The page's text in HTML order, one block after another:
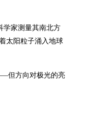
学家测量其南北方
太阳粒子涌入地球
但方向对极光的亮